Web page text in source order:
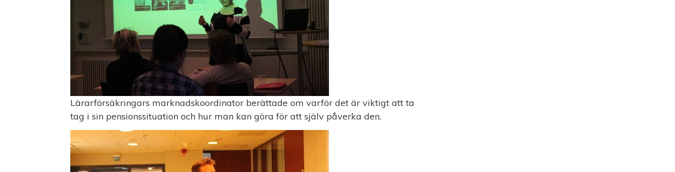
Lärarförsäkringars marknadskoordinator berättade om varför det är viktigt att ta
tag i sin pensionssituation och hur man kan göra för att själv påverka den.